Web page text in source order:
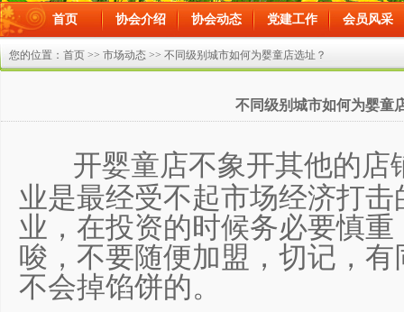
首页 协会介绍 协会动态 党建工作 会员风采
在线留言
您的位置： 首页 >> 市场动态 >> 不同级别城市如何为婴童店选址？
不同级别城市如何为婴童
开婴童店不象开其他的店
业是最经受不起市场经济打
业，在投资的时候务必要慎
唆，不要随便加盟，切记，
不会掉馅饼的。